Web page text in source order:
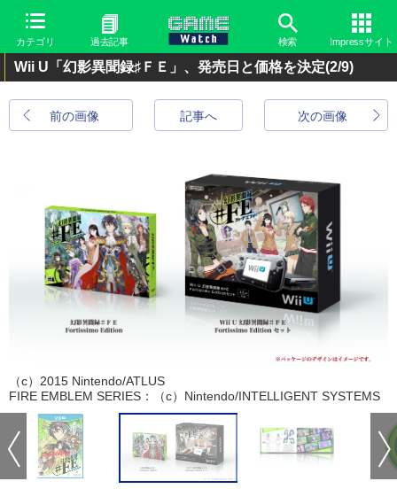
カテゴリ 過去記事 検索 Impressサイト
Wii U「幻影異聞録♯ＦＥ」、発売日と価格を決定(2/9)
前の画像 次の画像
記事へ
（c）2015 Nintendo/ATLUS
FIRE EMBLEM SERIES：（c）Nintendo/INTELLIGENT SYSTEMS